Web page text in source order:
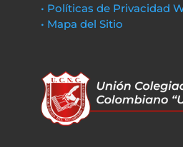
• Políticas de Privacidad
• Mapa del Sitio